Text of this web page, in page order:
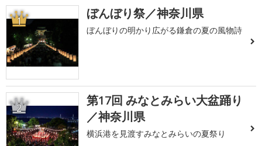
1 ぼんぼり祭／神奈川県
ぼんぼりの明かり広がる鎌倉の夏の風物詩
2
第17回 みなとみらい大盆踊り
／神奈川県
横浜港を見渡すみなとみらいの夏祭り